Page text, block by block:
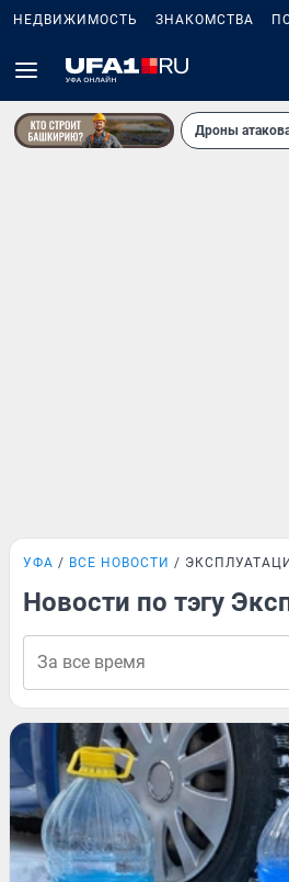
НЕДВИЖИМОСТЬ ЗНАКОМСТВА
Дроны
УФА ВСЕ НОВОСТИ
Новости по тэгу